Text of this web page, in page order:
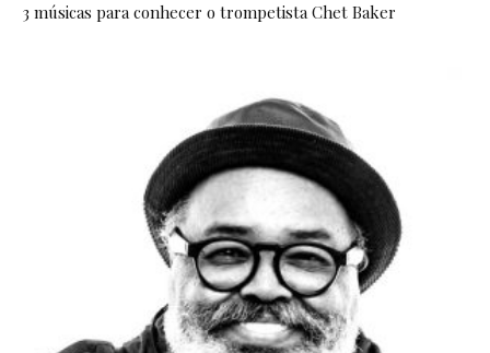
3 músicas para conhecer o trompetista Chet Baker